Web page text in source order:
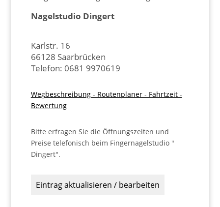
Nagelstudio Dingert
Karlstr. 16
66128 Saarbrücken
Telefon: 0681 9970619
Wegbeschreibung - Routenplaner - Fahrtzeit -
Bewertung
Bitte erfragen Sie die Öffnungszeiten und
Preise telefonisch beim Fingernagelstudio "
Dingert".